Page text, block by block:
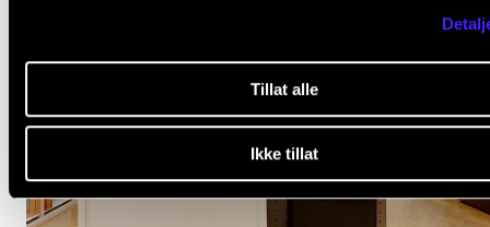
Tillat alle
Ikke tillat